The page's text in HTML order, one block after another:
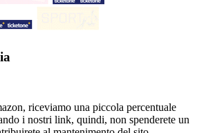
riceviamo una piccola percentuale
i nostri link, quindi, non spenderete un